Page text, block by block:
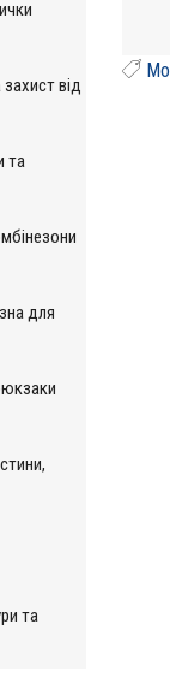
від
та
для
та